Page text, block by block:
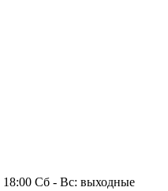
Сб - Вс: выходные